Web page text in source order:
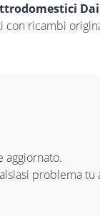
con ricambi
aggiornato.
problema